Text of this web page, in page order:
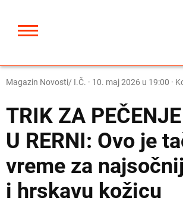
Magazin Novosti/ I.Č. · 10. maj 2026 u 19:00 ·
TRIK ZA
U RERNI: Ovo je
vreme za
i hrskavu kožicu